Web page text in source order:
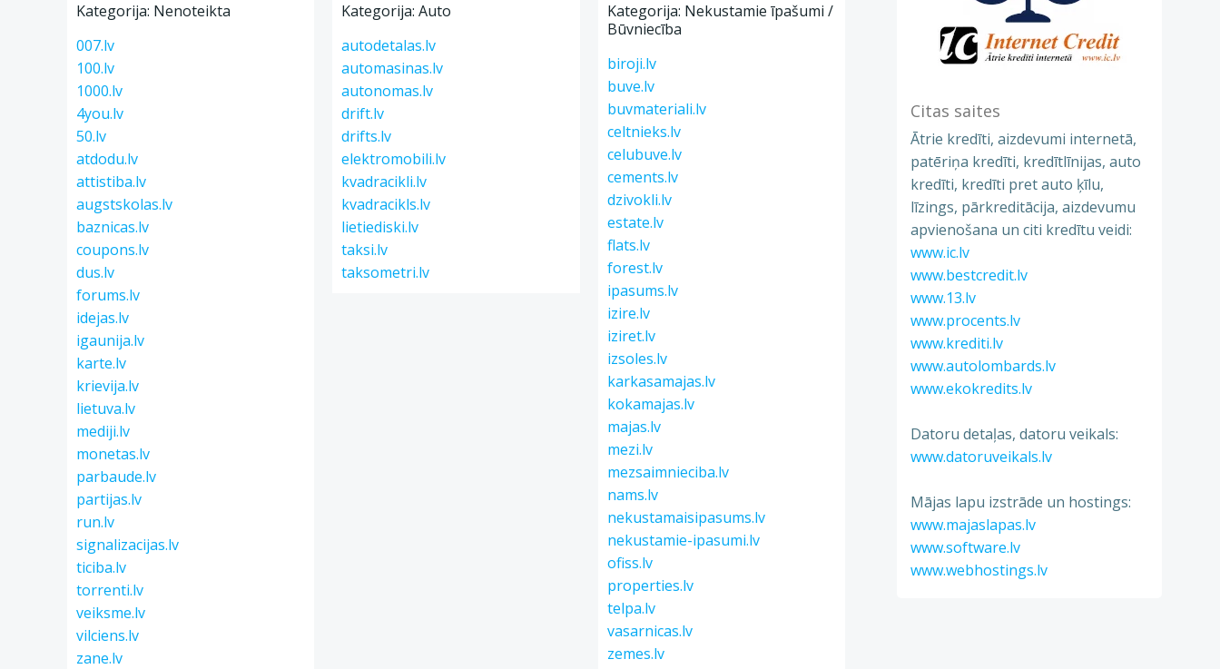
Kategorija: Nenoteikta
007.lv
100.lv
1000.lv
4you.lv
50.lv
atdodu.lv
attistiba.lv
augstskolas.lv
baznicas.lv
coupons.lv
dus.lv
forums.lv
idejas.lv
igaunija.lv
karte.lv
krievija.lv
lietuva.lv
mediji.lv
monetas.lv
parbaude.lv
partijas.lv
run.lv
signalizacijas.lv
ticiba.lv
torrenti.lv
veiksme.lv
vilciens.lv
zane.lv
Kategorija: Auto
autodetalas.lv
automasinas.lv
autonomas.lv
drift.lv
drifts.lv
elektromobili.lv
kvadracikli.lv
kvadracikls.lv
lietiediski.lv
taksi.lv
taksometri.lv
Kategorija: Nekustamie īpašumi /
Būvniecība
biroji.lv
buve.lv
buvmateriali.lv
celtnieks.lv
celubuve.lv
cements.lv
dzivokli.lv
estate.lv
flats.lv
forest.lv
ipasums.lv
izire.lv
iziret.lv
izsoles.lv
karkasamajas.lv
kokamajas.lv
majas.lv
mezi.lv
mezsaimnieciba.lv
nams.lv
nekustamaisipasums.lv
nekustamie-ipasumi.lv
ofiss.lv
properties.lv
telpa.lv
vasarnicas.lv
zemes.lv
Citas saites
Ātrie kredīti, aizdevumi internetā,
patēriņa kredīti, kredītlīnijas, auto
kredīti, kredīti pret auto ķīlu,
līzings, pārkreditācija, aizdevumu
apvienošana un citi kredītu veidi:
www.ic.lv
www.bestcredit.lv
www.13.lv
www.procents.lv
www.krediti.lv
www.autolombards.lv
www.ekokredits.lv
Datoru detaļas, datoru veikals:
www.datoruveikals.lv
Mājas lapu izstrāde un hostings:
www.majaslapas.lv
www.software.lv
www.webhostings.lv